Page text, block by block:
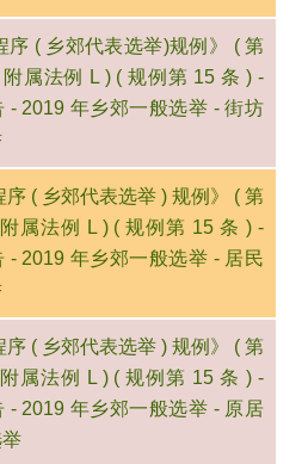
序 ( 乡郊代表选举)规例》 ( 第
属法例 L ) ( 规例第 15 条 ) -
- 2019 年乡郊一般选举 - 街坊
序 ( 乡郊代表选举 ) 规例》 ( 第
属法例 L ) ( 规例第 15 条 ) -
- 2019 年乡郊一般选举 - 居民
序 ( 乡郊代表选举 ) 规例》 ( 第
属法例 L ) ( 规例第 15 条 ) -
- 2019 年乡郊一般选举 - 原居